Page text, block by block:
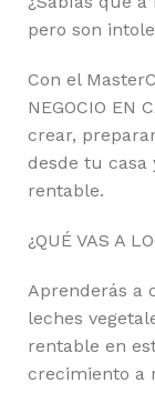
pero son
Con el
NEGOCIO EN
crear,
desde tu casa
rentable.
¿QUÉ VAS A
Aprenderás a
leches
rentable en
crecimiento a